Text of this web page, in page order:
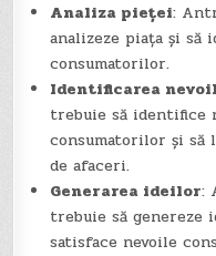
Analiza pieței:
analizeze piața și
consumatorilor.
Identificarea
trebuie să identifice
consumatorilor și
de afaceri.
Generarea ideilor:
trebuie să genereze
satisface nevoile